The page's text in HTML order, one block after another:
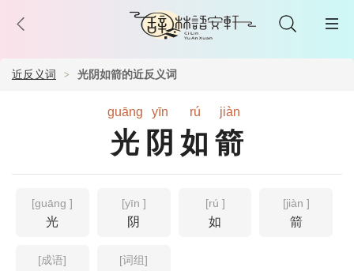
近反义词 光阴如箭的近反义词
guāng yīn rú jiàn
光阴如箭
[guāng ]
光
[yīn ]
阴
[rú ]
如
[jiàn ]
箭
[成语] [词组]